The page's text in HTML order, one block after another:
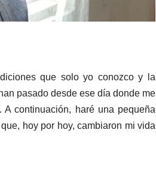
que solo yo conozco y la
pasado desde ese día donde me
continuación, haré una pequeña
hoy por hoy, cambiaron mi vida